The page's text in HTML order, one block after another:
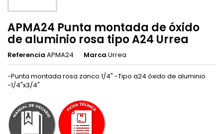
APMA24 Punta montada de óxido
de aluminio rosa tipo A24 Urrea
Referencia APMA24 Marca Urrea
-Punta montada rosa zanco 1/4" -Tipo a24 óxido de aluminio
-1/4"x3/4"